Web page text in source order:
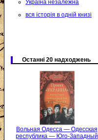
Україна незалежна
вся історія в одній книзі
Останні 20 надходжень
Вольная Одесса — Одесская
республика — Юго-Западный